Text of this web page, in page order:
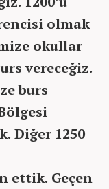
olmak
okullar
vereceğiz.
burs
Diğer 1250
ettik. Geçen